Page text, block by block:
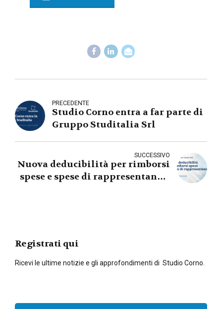
PRECEDENTE
Studio Corno entra a far parte di
Gruppo Studitalia Srl
SUCCESSIVO
Nuova deducibilità per rimborsi
spese e spese di rappresentanza:
Registrati qui
Ricevi le ultime notizie e gli approfondimenti di Studio Corno.